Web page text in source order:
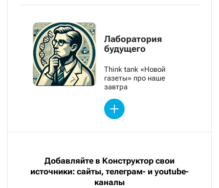
Лаборатория
будущего
Think tank «Новой
газеты» про наше
завтра
Добавляйте в Конструктор свои
источники: сайты, телеграм- и youtube-
каналы